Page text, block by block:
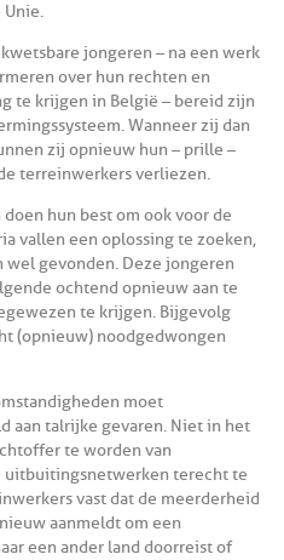
Unie.
jongeren – na een werk
over hun rechten en
te krijgen in België – bereid zijn
Wanneer zij dan
zij opnieuw hun – prille –
terreinwerkers verliezen.
hun best om ook voor de
vallen een oplossing te zoeken,
wel gevonden. Deze jongeren
ochtend opnieuw aan te
te krijgen. Bijgevolg
(opnieuw) noodgedwongen
moet
aan talrijke gevaren. Niet in het
te worden van
uitbuitingsnetwerken terecht te
vast dat de meerderheid
aanmeldt om een
een ander land doorreist of